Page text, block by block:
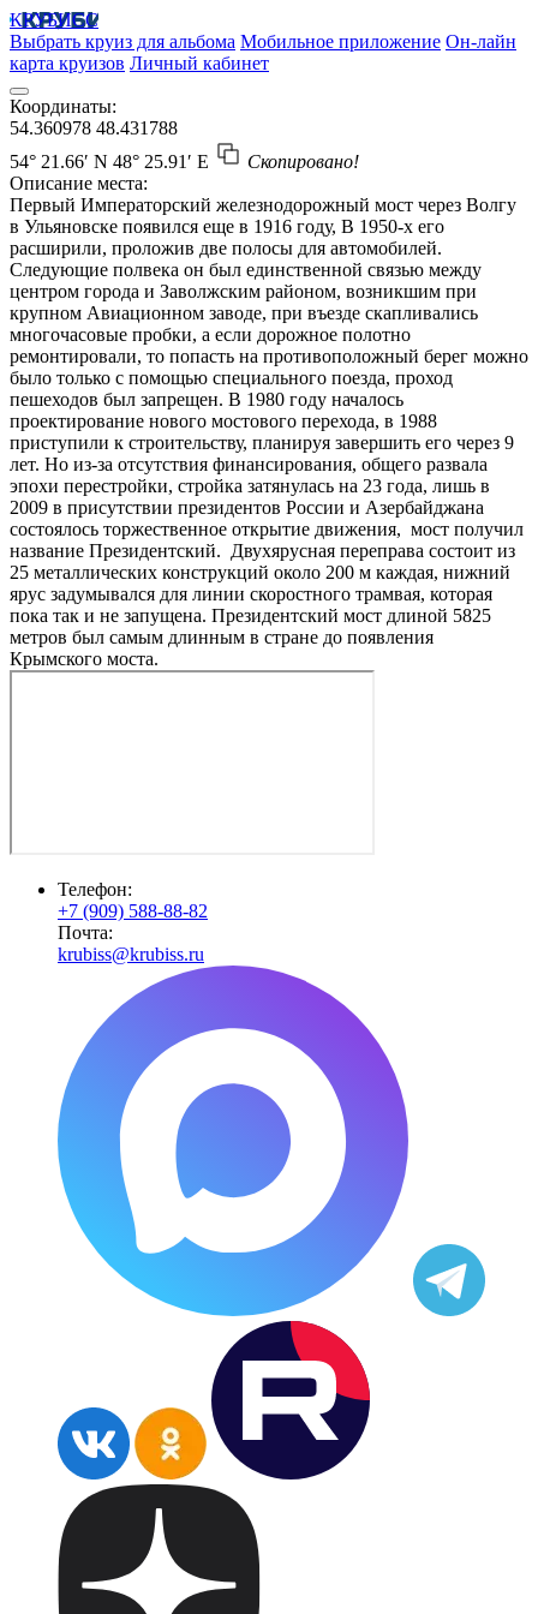
КРУБИСС
Выбрать круиз для альбома Мобильное приложение Он-лайн
карта круизов Личный кабинет
Координаты:
54.360978 48.431788
54° 21.66′ N 48° 25.91′ E
Скопировано!
Описание места:
Первый Императорский железнодорожный мост через Волгу
в Ульяновске появился еще в 1916 году, В 1950-х его
расширили, проложив две полосы для автомобилей.
Следующие полвека он был единственной связью между
центром города и Заволжским районом, возникшим при
крупном Авиационном заводе, при въезде скапливались
многочасовые пробки, а если дорожное полотно
ремонтировали, то попасть на противоположный берег можно
было только с помощью специального поезда, проход
пешеходов был запрещен. В 1980 году началось
проектирование нового мостового перехода, в 1988
приступили к строительству, планируя завершить его через 9
лет. Но из-за отсутствия финансирования, общего развала
эпохи перестройки, стройка затянулась на 23 года, лишь в
2009 в присутствии президентов России и Азербайджана
состоялось торжественное открытие движения, мост получил
название Президентский. Двухярусная переправа состоит из
25 металлических конструкций около 200 м каждая, нижний
ярус задумывался для линии скоростного трамвая, которая
пока так и не запущена. Президентский мост длиной 5825
метров был самым длинным в стране до появления
Крымского моста.
Телефон:
+7 (909) 588-88-82
Почта:
krubiss@krubiss.ru